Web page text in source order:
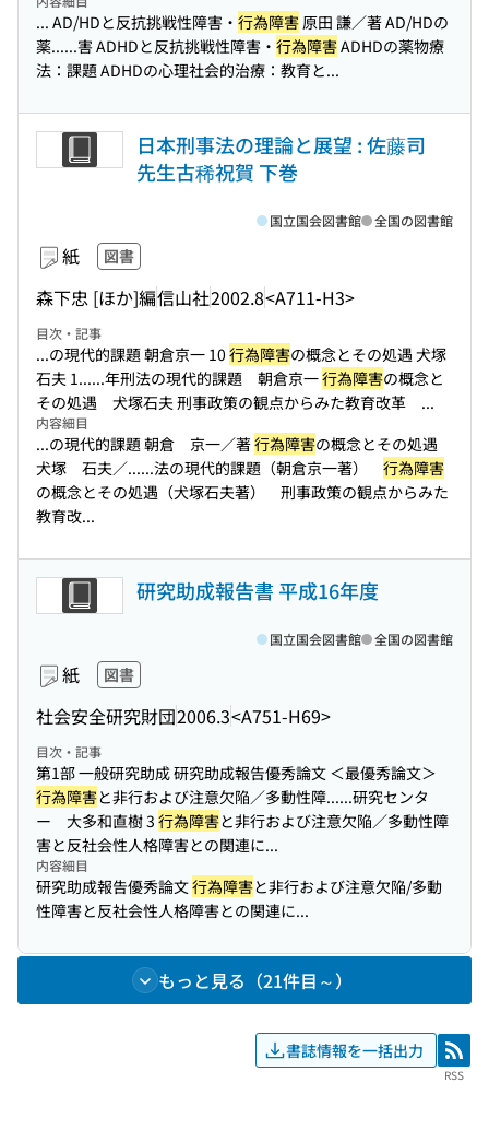
... AD/HDと反抗挑戦性障害・ 行為障害原田 謙／著 AD/HDの
薬......害 ADHDと反抗挑戦性障害・ 行為障害ADHDの薬物療
法：課題 ADHDの心理社会的治療：教育と...
日本刑事法の理論と展望 : 佐藤司
先生古稀祝賀 下巻
紙 図書
森下忠 [ほか]編信山社2002.8<A711-H3>
国立国会図書館 全国の図書館
目次・記事
...の現代的課題 朝倉京一 10 行為障害の概念とその処遇 犬塚
石夫 1......年刑法の現代的課題 朝倉京一行為障害の概念と
その処遇 犬塚石夫 刑事政策の観点からみた教育改革 ...
内容細目
...の現代的課題 朝倉 京一／著行為障害の概念とその処遇
犬塚 石夫／......法の現代的課題（朝倉京一著） 行為障害
の概念とその処遇（犬塚石夫著） 刑事政策の観点からみた
教育改...
研究助成報告書 平成16年度
紙 図書
社会安全研究財団2006.3<A751-H69>
国立国会図書館 全国の図書館
目次・記事
第1部 一般研究助成 研究助成報告優秀論文 ＜最優秀論文＞
行為障害と非行および注意欠陥／多動性障......研究センタ
ー 大多和直樹 3 行為障害と非行および注意欠陥／多動性障
害と反社会性人格障害との関連に...
内容細目
研究助成報告優秀論文行為障害と非行および注意欠陥/多動
性障害と反社会性人格障害との関連に...
もっと見る（21件目～）
書誌情報を一括出力 RSS
RSS